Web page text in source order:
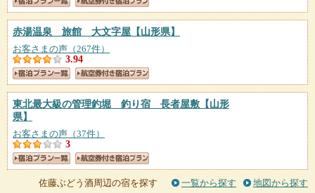
赤湯温泉 旅館 大文字屋 【山形県】
お客さまの声（267件）
3.94
東北最大級の管理釣堀 釣り宿 長者屋敷 【山形
県】
お客さまの声（37件）
3
佐藤ぶどう酒周辺の宿を探す 一覧から探す 地図から探す